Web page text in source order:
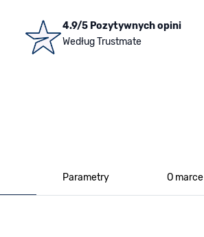
4.9/5 Pozytywnych opini
Według Trustmate
Parametry O marce